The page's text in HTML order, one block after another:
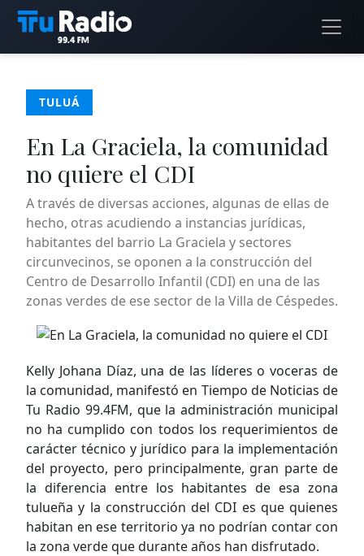
TULUÁ
En La Graciela, la comunidad
no quiere el CDI
A través de diversas acciones, algunas de ellas de
hecho, otras acudiendo a instancias jurídicas,
habitantes del barrio La Graciela y sectores
circunvecinos, se oponen a la construcción del
Centro de Desarrollo Infantil (CDI) en una de las
zonas verdes de ese sector de la Villa de Céspedes.
Kelly Johana Díaz, una de las líderes o voceras de
la comunidad, manifestó en Tiempo de Noticias de
Tu Radio 99.4FM, que la administración municipal
no ha cumplido con todos los requerimientos de
carácter técnico y jurídico para la implementación
del proyecto, pero principalmente, gran parte de
la diferencia entre los habitantes de esa zona
tulueña y la construcción del CDI es que quienes
habitan en ese territorio ya no podrían contar con
la zona verde que durante años han disfrutado.